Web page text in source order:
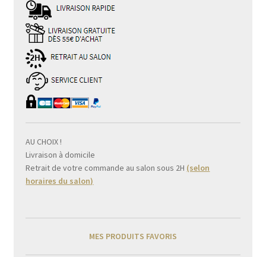
AU CHOIX !
Livraison à domicile
Retrait de votre commande au salon sous 2H (selon
horaires du salon)
MES PRODUITS FAVORIS